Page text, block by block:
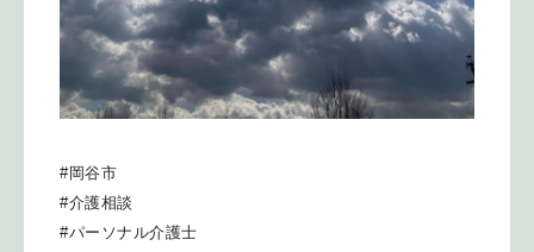
#岡谷市
#介護相談
#パーソナル介護士